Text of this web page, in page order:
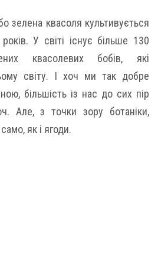
зелена квасоля культивується
У світі існує більше 130
квасолевих бобів, які
світу. І хоч ми так добре
більшість із нас до сих пір
Але, з точки зору ботаніки,
як і ягоди.